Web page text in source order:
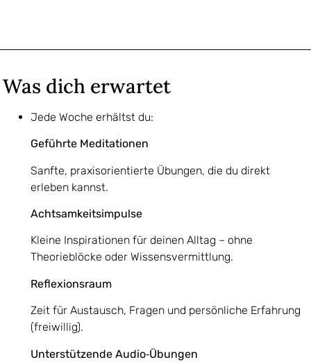
Was dich erwartet
Jede Woche erhältst du:
Geführte Meditationen
Sanfte, praxisorientierte Übungen, die du direkt
erleben kannst.
Achtsamkeitsimpulse
Kleine Inspirationen für deinen Alltag – ohne
Theorieblöcke oder Wissensvermittlung.
Reflexionsraum
Zeit für Austausch, Fragen und persönliche Erfahrung
(freiwillig).
Unterstützende Audio‑Übungen